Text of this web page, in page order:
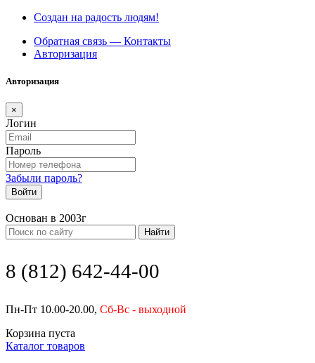
Создан на радость людям!
Обратная связь — Контакты
Авторизация
Авторизация
×
Логин
Пароль
Забыли пароль?
Войти
Основан в 2003г
Найти
8 (812) 642-44-00
Пн-Пт 10.00-20.00, Сб-Вс - выходной
Корзина пуста
Каталог товаров